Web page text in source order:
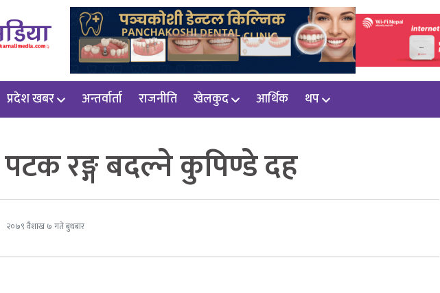
प्रदेश खबर अन्तर्वार्ता राजनीति खेलकुद आर्थिक थप
पटक रङ्ग बदल्ने कुपिण्डे दह
२०७९ वैशाख ७ गते बुधबार